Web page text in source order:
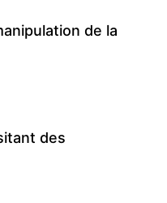
de la
des